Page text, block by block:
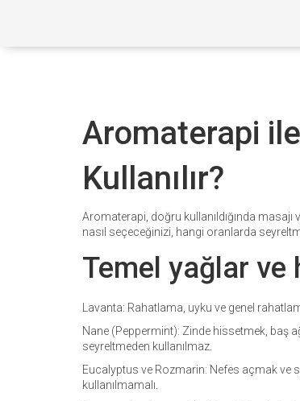
Aromaterapi
Kullanılır?
Aromaterapi, doğru kullanıldığında
nasıl seçeceğinizi, hangi oranlarda
Temel yağlar ve
Lavanta: Rahatlama, uyku ve genel
Nane (Peppermint): Zinde hissetmek, baş
seyreltmeden kullanılmaz.
Eucalyptus ve Rozmarin: Nefes açmak ve
kullanılmamalı.